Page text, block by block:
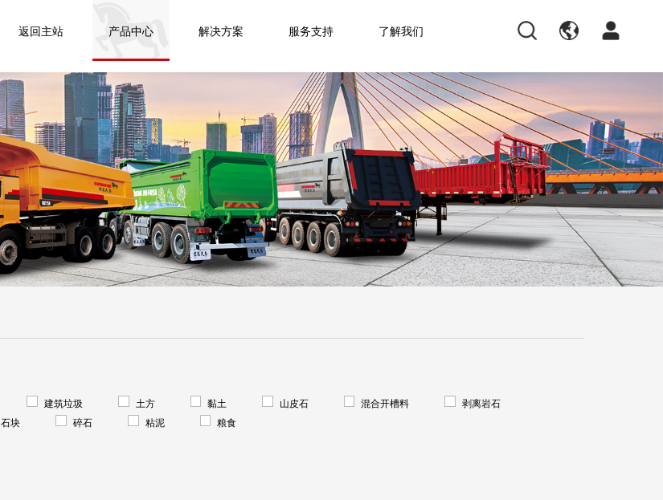
返回主站 产品中心 解决方案 服务支持 了解我们
建筑垃圾 土方 黏土 山皮石 混合开槽料
剥离岩石
石块 碎石 粘泥 粮食